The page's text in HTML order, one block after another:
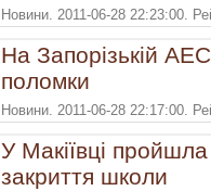
Новини. 2011-06-28 22:23:00.
На Запорізькій
поломки
Новини. 2011-06-28 22:17:00.
У Макіївці
закриття школи